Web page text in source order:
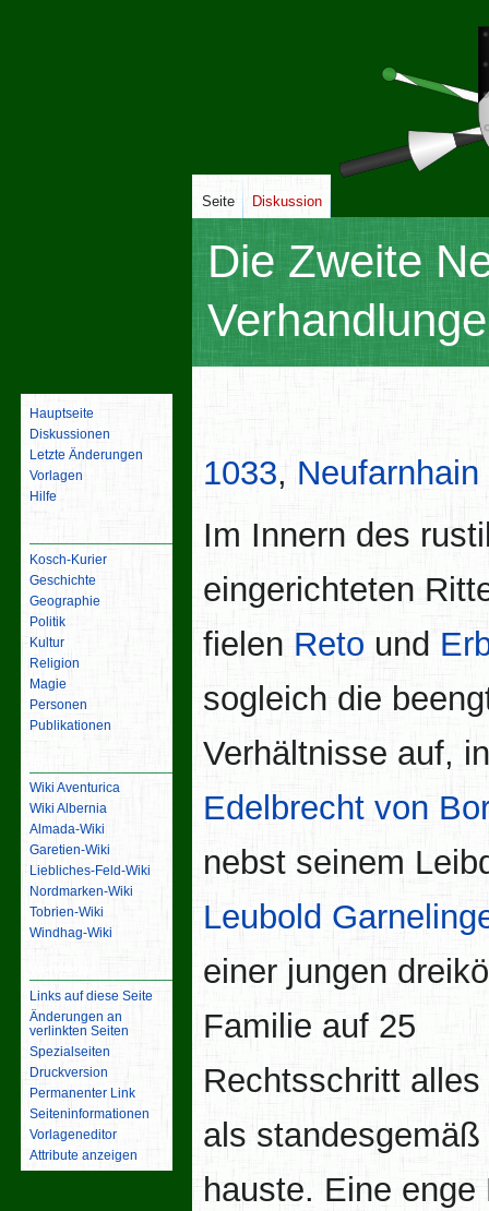
Die Zweite
1033, Neufarnhain
Im Innern des
eingerichteten
fielen Reto und
sogleich die
Verhältnisse auf,
Edelbrecht von
nebst seinem
Leubold
einer jungen
Familie auf 25
Rechtsschritt alles
als standesgemäß
hauste. Eine enge
Seite Diskussion
Hauptseite
Diskussionen
Letzte Änderungen
Vorlagen
Hilfe
Kosch-Kurier
Geschichte
Geographie
Politik
Kultur
Religion
Magie
Personen
Publikationen
Wiki Aventurica
Wiki Albernia
Almada-Wiki
Garetien-Wiki
Liebliches-Feld-Wiki
Nordmarken-Wiki
Tobrien-Wiki
Windhag-Wiki
Links auf diese Seite
Änderungen an
verlinkten Seiten
Spezialseiten
Druckversion
Permanenter Link
Seiten­­informationen
Vorlageneditor
Attribute anzeigen